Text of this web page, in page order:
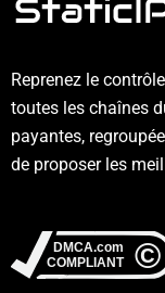
Reprenez le
toutes les chaînes
payantes,
de proposer les